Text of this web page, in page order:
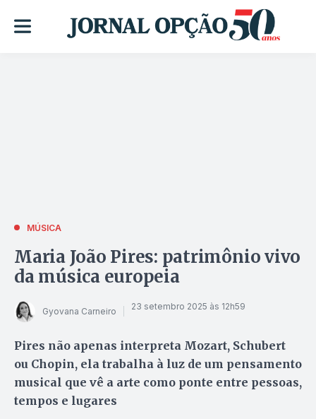
MÚSICA
Maria João Pires: patrimônio vivo
da música europeia
Gyovana Carneiro 23 setembro 2025 às 12h59
Pires não apenas interpreta Mozart, Schubert
ou Chopin, ela trabalha à luz de um pensamento
musical que vê a arte como ponte entre pessoas,
tempos e lugares